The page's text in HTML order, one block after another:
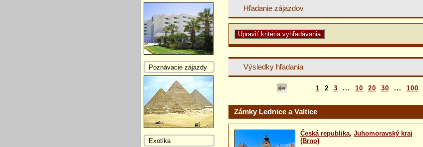
Hľadanie zájazdov
Výsledky hľadania
1 2 3 ... 10 20 30 ... 100
Zámky Lednice a Valtice
Česká republika, Juhomoravský kraj
(Brno)
Poznávacie zájazdy
Exotika